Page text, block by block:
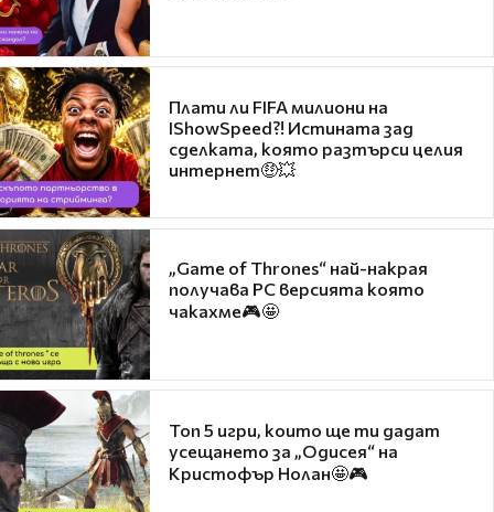
Плати ли FIFA милиони на
IShowSpeed?! Истината зад
сделката, която разтърси целия
интернет🤑💥
„Game of Thrones“ най-накрая
получава PC версията която
чакахме🎮🤩
Топ 5 игри, които ще ти дадат
усещането за „Одисея“ на
Кристофър Нолан🤩🎮